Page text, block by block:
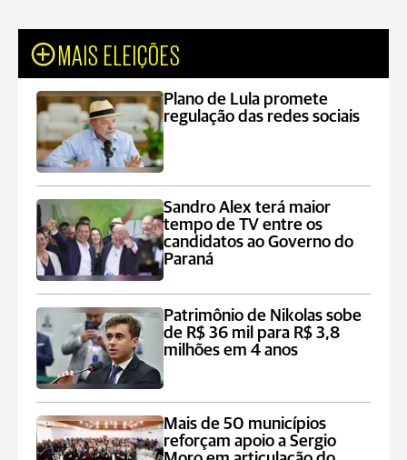
MAIS ELEIÇÕES
Plano de Lula promete
regulação das redes sociais
Sandro Alex terá maior
tempo de TV entre os
candidatos ao Governo do
Paraná
Patrimônio de Nikolas sobe
de R$ 36 mil para R$ 3,8
milhões em 4 anos
Mais de 50 municípios
reforçam apoio a Sergio